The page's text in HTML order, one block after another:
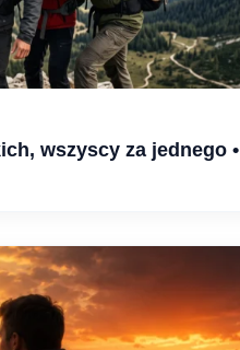
wszyscy za jednego •